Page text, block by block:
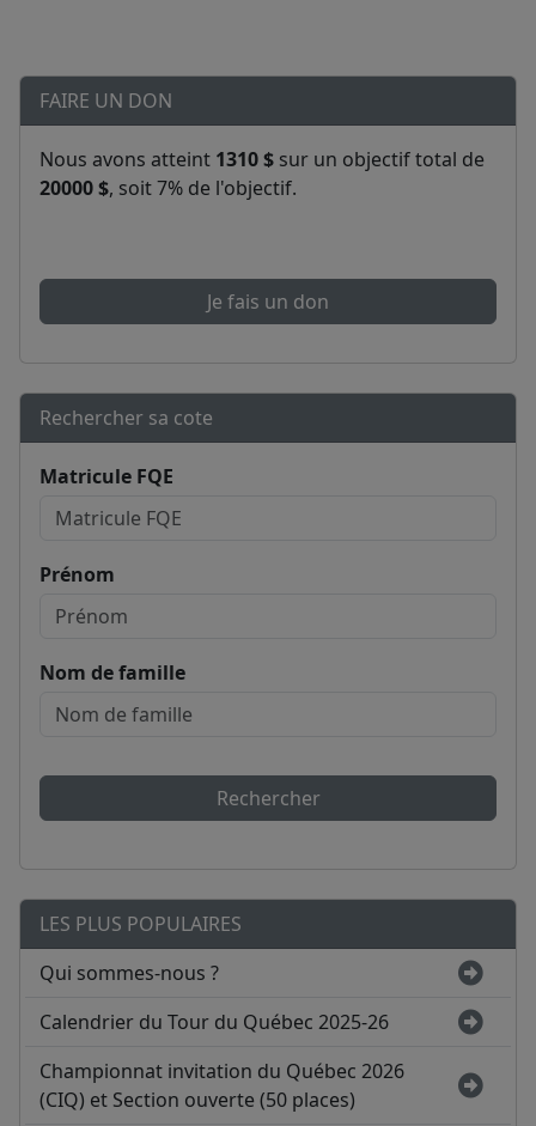
FAIRE UN DON
Nous avons atteint 1310 $ sur un objectif total de
20000 $, soit 7% de l'objectif.
Je fais un don
Rechercher sa cote
Matricule FQE
Prénom
Nom de famille
Rechercher
LES PLUS POPULAIRES
Qui sommes-nous ?
Calendrier du Tour du Québec 2025-26
Championnat invitation du Québec 2026
(CIQ) et Section ouverte (50 places)